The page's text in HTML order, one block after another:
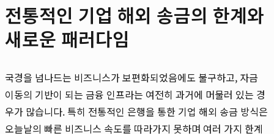
전통적인 기업 해외 송금의 한계와
새로운 패러다임
국경을 넘나드는 비즈니스가 보편화되었음에도 불구하고, 자금
이동의 기반이 되는 금융 인프라는 여전히 과거에 머물러 있는 경
우가 많습니다. 특히 전통적인 은행을 통한 기업 해외 송금 방식은
오늘날의 빠른 비즈니스 속도를 따라가지 못하며 여러 가지 한계